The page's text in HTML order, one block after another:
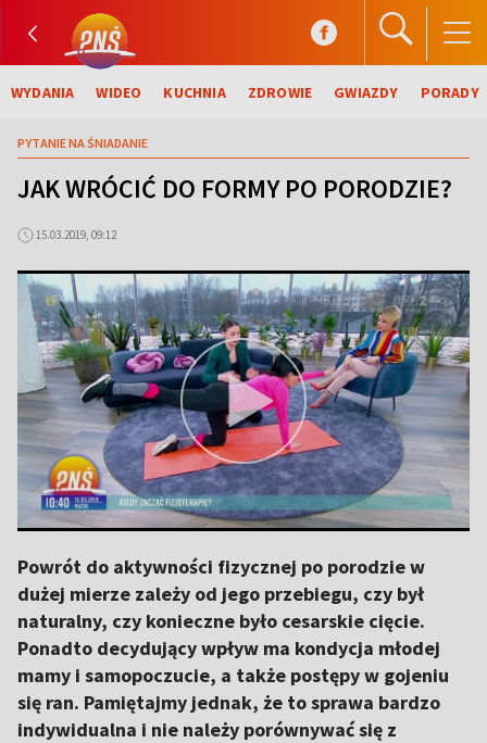
WYDANIA WIDEO KUCHNIA ZDROWIE GWIAZDY PORADY
PYTANIE NA ŚNIADANIE
JAK WRÓCIĆ DO FORMY PO PORODZIE?
15.03.2019, 09:12
Powrót do aktywności fizycznej po porodzie w
dużej mierze zależy od jego przebiegu, czy był
naturalny, czy konieczne było cesarskie cięcie.
Ponadto decydujący wpływ ma kondycja młodej
mamy i samopoczucie, a także postępy w gojeniu
się ran. Pamiętajmy jednak, że to sprawa bardzo
indywidualna i nie należy porównywać się z